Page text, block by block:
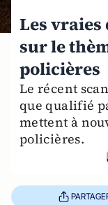
Les vraies
sur le
policières
Le récent
que qualifié
mettent à
policières.